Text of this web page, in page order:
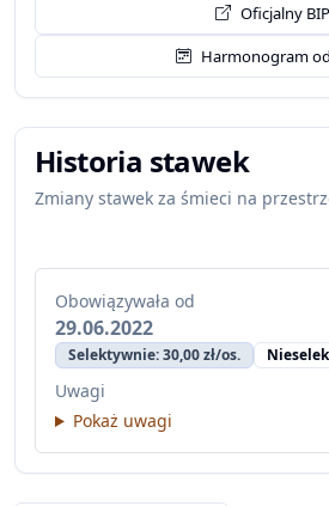
Oficjalny BIP
Harmonogram
Historia stawek
Zmiany stawek za śmieci na
Obowiązywała od
29.06.2022
Selektywnie: 30,00 zł/os.
Uwagi
Pokaż uwagi